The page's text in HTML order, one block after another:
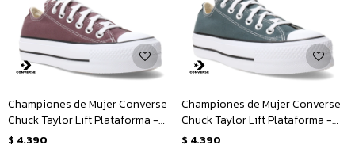
Championes de Mujer Converse
Chuck Taylor Lift Plataforma -
Marfil
$ 4.390
Championes de Mujer Converse
Chuck Taylor Lift Plataforma -
Verde Oscuro
$ 4.390